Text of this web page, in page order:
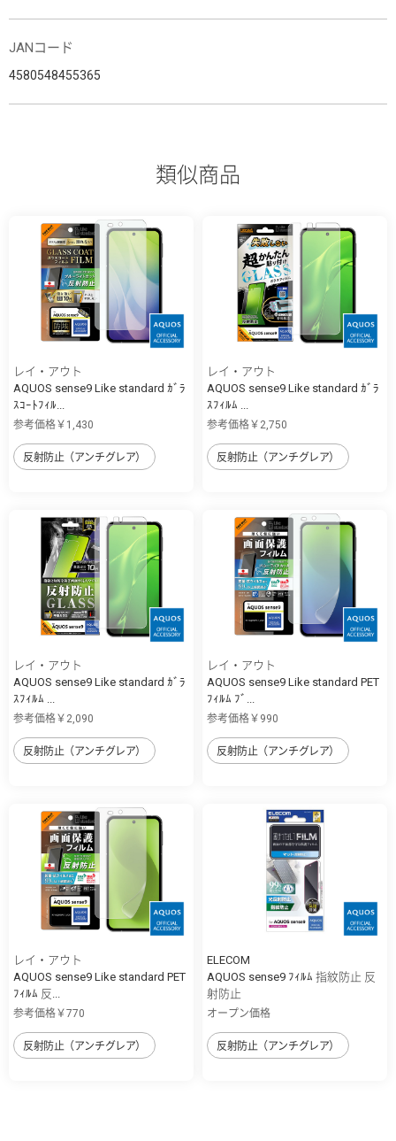
JANコード
4580548455365
類似商品
レイ・アウト
AQUOS sense9 Like standard ｶﾞﾗ
ｽｺｰﾄﾌｨﾙ...
参考価格￥1,430
反射防止（アンチグレア）
レイ・アウト
AQUOS sense9 Like standard ｶﾞﾗ
ｽﾌｨﾙﾑ ...
参考価格￥2,750
反射防止（アンチグレア）
レイ・アウト
AQUOS sense9 Like standard ｶﾞﾗ
ｽﾌｨﾙﾑ ...
参考価格￥2,090
反射防止（アンチグレア）
レイ・アウト
AQUOS sense9 Like standard PET
ﾌｨﾙﾑ ﾌﾞ...
参考価格￥990
反射防止（アンチグレア）
レイ・アウト
AQUOS sense9 Like standard PET
ﾌｨﾙﾑ 反...
参考価格￥770
反射防止（アンチグレア）
ELECOM
AQUOS sense9 ﾌｨﾙﾑ 指紋防止 反
射防止
オープン価格
反射防止（アンチグレア）